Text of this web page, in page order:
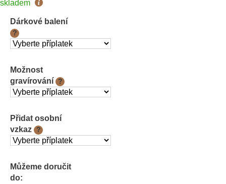
skladem
Dárkové balení
?
Možnost
gravírování
?
Přidat osobní
vzkaz
?
Můžeme doručit
do: